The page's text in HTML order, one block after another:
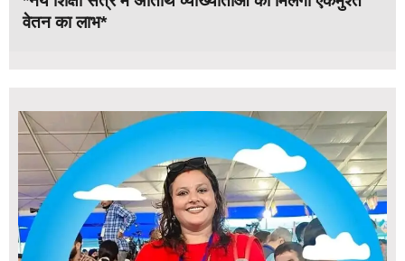
वेतन का लाभ*